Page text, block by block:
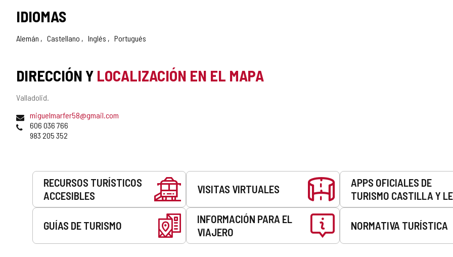
IDIOMAS
Alemán Castellano Inglés Portugués
DIRECCIÓN Y LOCALIZACIÓN EN EL MAPA
Dirección
Valladolid.
Dirección
de
correo
miguelmarfer58@gmail.com
Teléfonos
606 036 766
983 205 352
Servicios
RECURSOS TURÍSTICOS
ACCESIBLES
VISITAS VIRTUALES
APPS OFICIALES DE
TURISMO CASTILLA Y
GUÍAS DE TURISMO
INFORMACIÓN PARA EL
VIAJERO
NORMATIVA TURÍSTICA